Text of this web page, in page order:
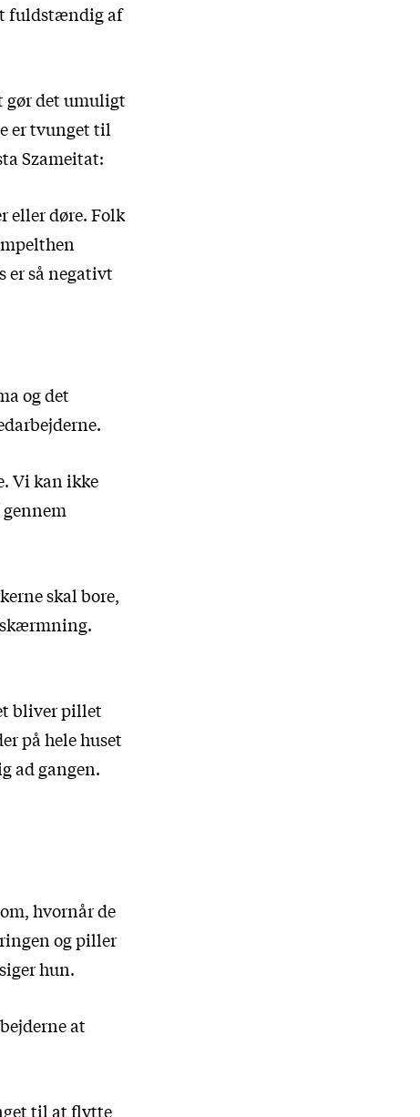
fuldstændig af
gør det umuligt
er tvunget til
Szameitat:
eller døre. Folk
er så negativt
og det
Vi kan ikke
skal bore,
bliver pillet
på hele huset
ad gangen.
hvornår de
og piller
hun.
at
til at flytte